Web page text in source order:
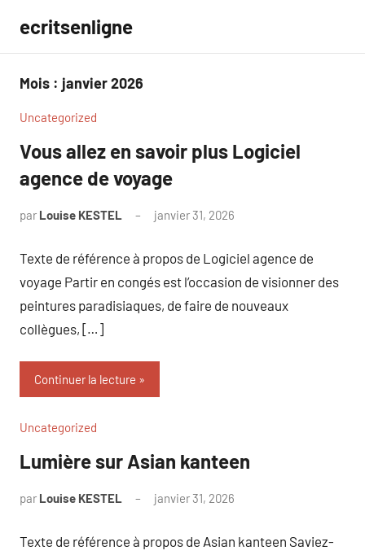
contenu
ecritsenligne
Mois : janvier 2026
Uncategorized
Vous allez en savoir plus Logiciel
agence de voyage
par Louise KESTEL janvier 31, 2026
Texte de référence à propos de Logiciel agence de
voyage Partir en congés est l’occasion de visionner des
peintures paradisiaques, de faire de nouveaux
collègues, […]
Continuer la lecture
Uncategorized
Lumière sur Asian kanteen
par Louise KESTEL janvier 31, 2026
Texte de référence à propos de Asian kanteen Saviez-